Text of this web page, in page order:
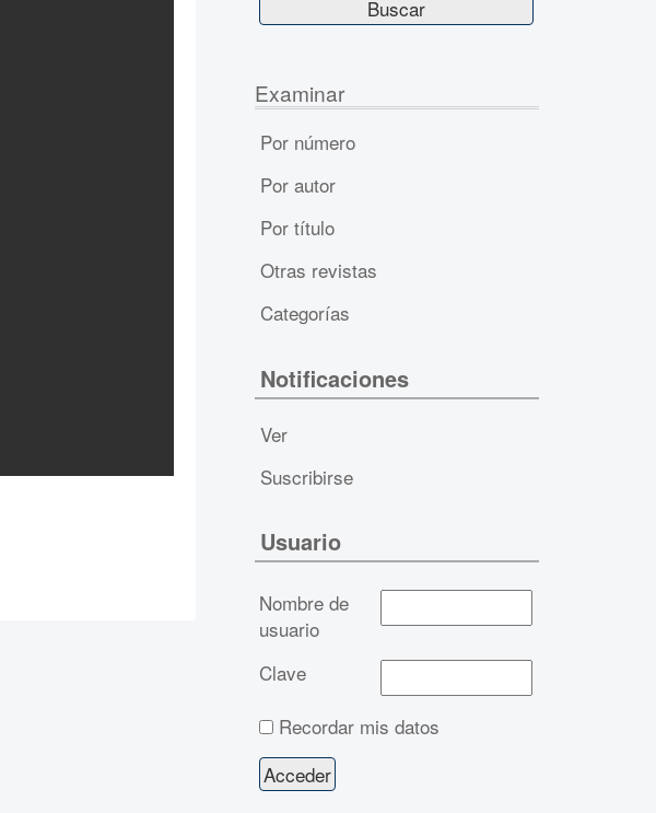
Examinar
Por número
Por autor
Por título
Otras revistas
Categorías
Notificaciones
Ver
Suscribirse
Usuario
Nombre de
usuario
Clave
Recordar mis datos